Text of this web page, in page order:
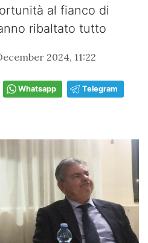
al fianco di
ribaltato tutto
2024, 11:22
Whatsapp Telegram